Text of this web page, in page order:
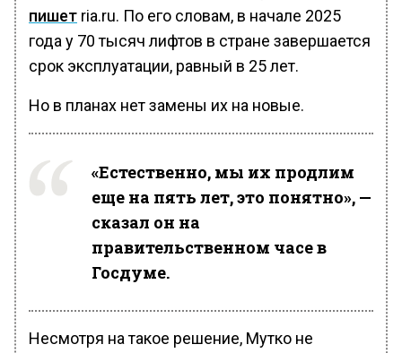
пишет ria.ru. По его словам, в начале 2025
года у 70 тысяч лифтов в стране завершается
срок эксплуатации, равный в 25 лет.
Но в планах нет замены их на новые.
«Естественно, мы их продлим
еще на пять лет, это понятно», —
сказал он на
правительственном часе в
Госдуме.
Несмотря на такое решение, Мутко не